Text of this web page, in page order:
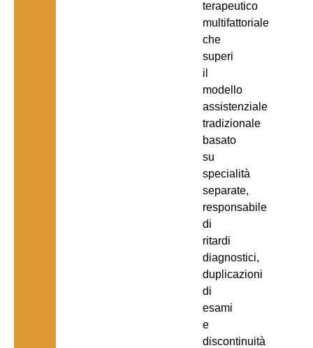
terapeutico
multifattoriale
che
superi
il
modello
assistenziale
tradizionale
basato
su
specialità
separate,
responsabile
di
ritardi
diagnostici,
duplicazioni
di
esami
e
discontinuità